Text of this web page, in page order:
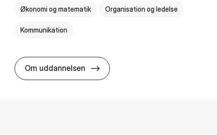
Økonomi og matematik Organisation og ledelse
Kommunikation
Om uddannelsen HA(kom.) - erhvervs­økonomi